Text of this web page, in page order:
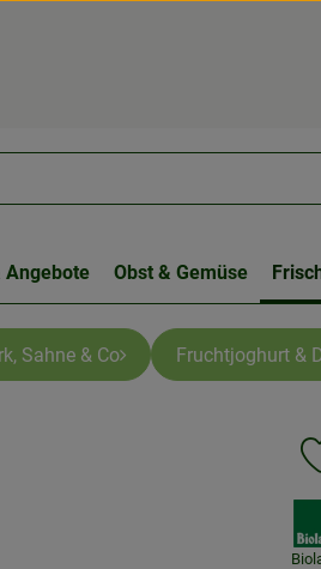
Angebote Obst & Gemüse
Sahne & Co Fruchtjoghurt &